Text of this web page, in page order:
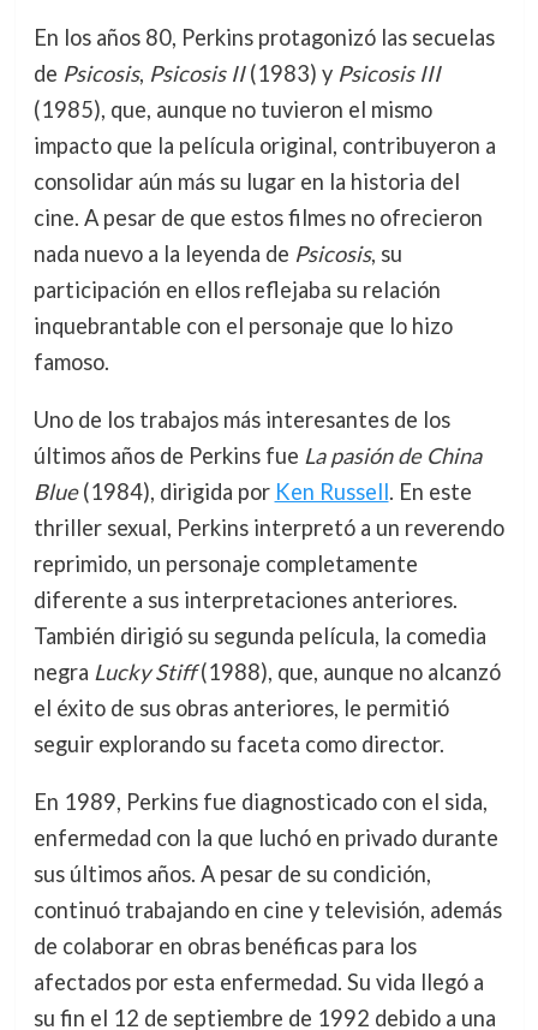
En los años 80, Perkins protagonizó las secuelas
de Psicosis, Psicosis II(1983) y Psicosis III
(1985), que, aunque no tuvieron el mismo
impacto que la película original, contribuyeron a
consolidar aún más su lugar en la historia del
cine. A pesar de que estos filmes no ofrecieron
nada nuevo a la leyenda de Psicosis, su
participación en ellos reflejaba su relación
inquebrantable con el personaje que lo hizo
famoso.
Uno de los trabajos más interesantes de los
últimos años de Perkins fue La pasión de China
Blue(1984), dirigida por Ken Russell. En este
thriller sexual, Perkins interpretó a un reverendo
reprimido, un personaje completamente
diferente a sus interpretaciones anteriores.
También dirigió su segunda película, la comedia
negra Lucky Stiff(1988), que, aunque no alcanzó
el éxito de sus obras anteriores, le permitió
seguir explorando su faceta como director.
En 1989, Perkins fue diagnosticado con el sida,
enfermedad con la que luchó en privado durante
sus últimos años. A pesar de su condición,
continuó trabajando en cine y televisión, además
de colaborar en obras benéficas para los
afectados por esta enfermedad. Su vida llegó a
su fin el 12 de septiembre de 1992 debido a una